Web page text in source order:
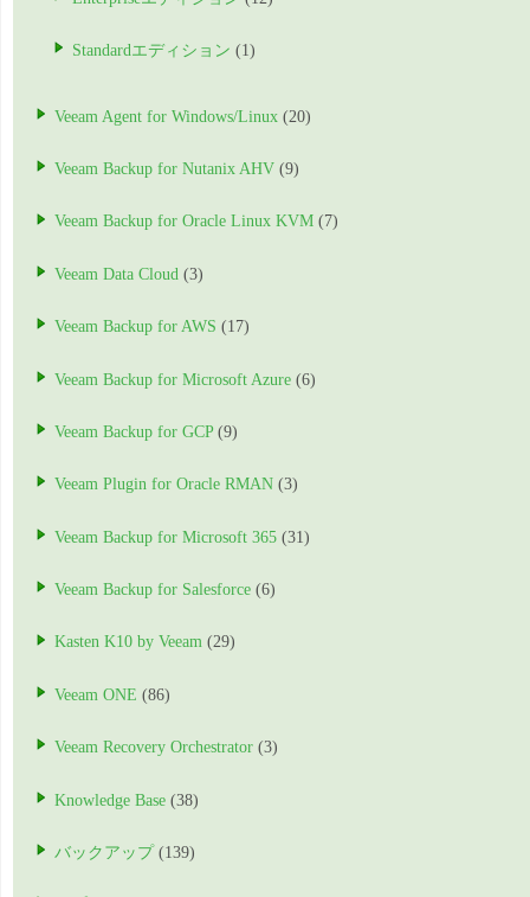
Standardエディション (1)
Veeam Agent for Windows/Linux (20)
Veeam Backup for Nutanix AHV (9)
Veeam Backup for Oracle Linux KVM (7)
Veeam Data Cloud (3)
Veeam Backup for AWS (17)
Veeam Backup for Microsoft Azure (6)
Veeam Backup for GCP(9)
Veeam Plugin for Oracle RMAN (3)
Veeam Backup for Microsoft 365 (31)
Veeam Backup for Salesforce (6)
Kasten K10 by Veeam (29)
Veeam ONE (86)
Veeam Recovery Orchestrator (3)
Knowledge Base (38)
バックアップ (139)